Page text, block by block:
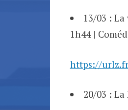
13/03 :
1h44 |
https://
20/03 :